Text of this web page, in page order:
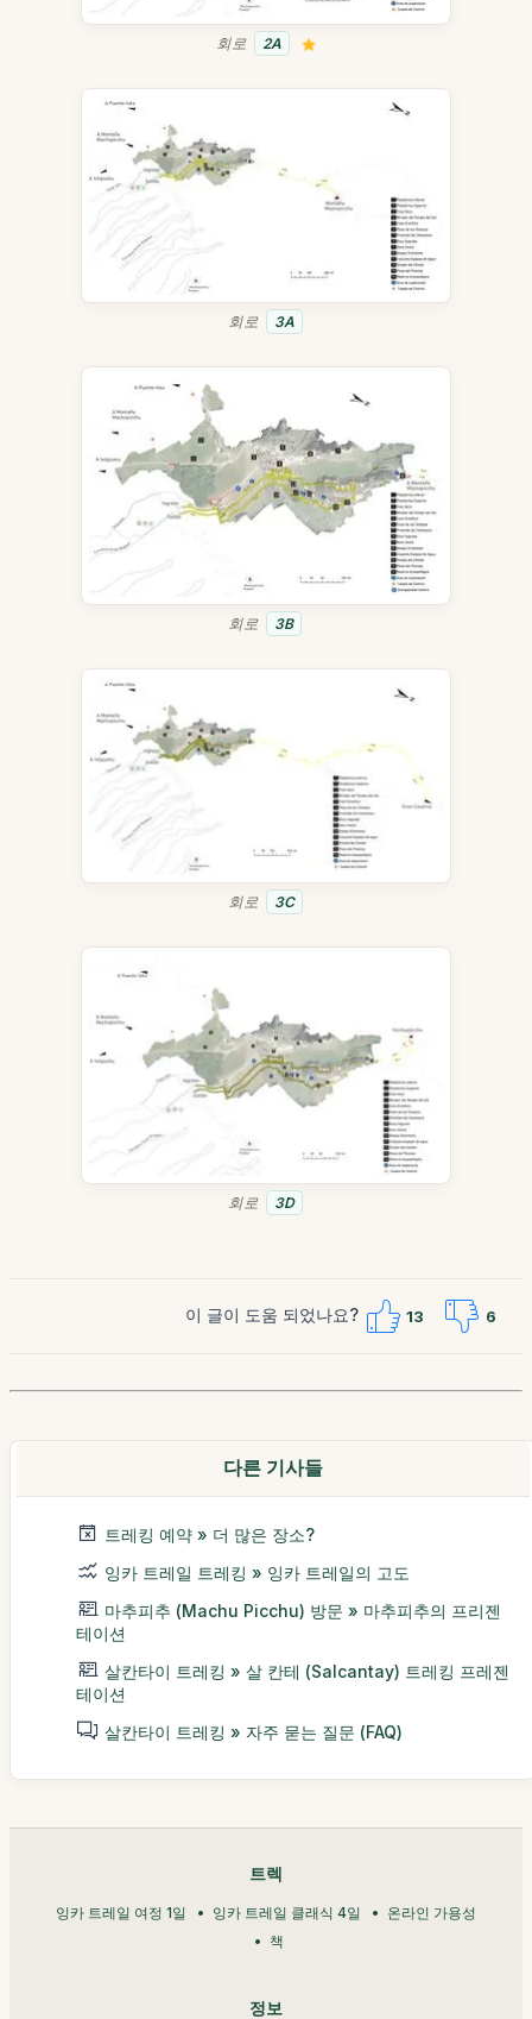
회로 2A
회로 3A
회로 3B
회로 3C
회로 3D
이 글이 도움 되었나요? 13 6
다른 기사들
트레킹 예약 » 더 많은 장소?
잉카 트레일 트레킹 » 잉카 트레일의 고도
마추피추 (Machu Picchu) 방문 » 마추피추의 프리젠
테이션
살칸타이 트레킹 » 살 칸테 (Salcantay) 트레킹 프레젠
테이션
살칸타이 트레킹 » 자주 묻는 질문 (FAQ)
트렉
잉카 트레일 여정 1일 잉카 트레일 클래식 4일
온라인 가용성
책
정보